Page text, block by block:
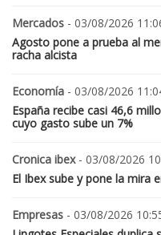
Mercados - 03/08/2026
Agosto pone a prueba al
racha alcista
Economía - 03/08/2026
España recibe casi 46,6
cuyo gasto sube un 7%
Cronica ibex- 03/08/2026
El Ibex sube y pone la mira
Empresas - 03/08/2026